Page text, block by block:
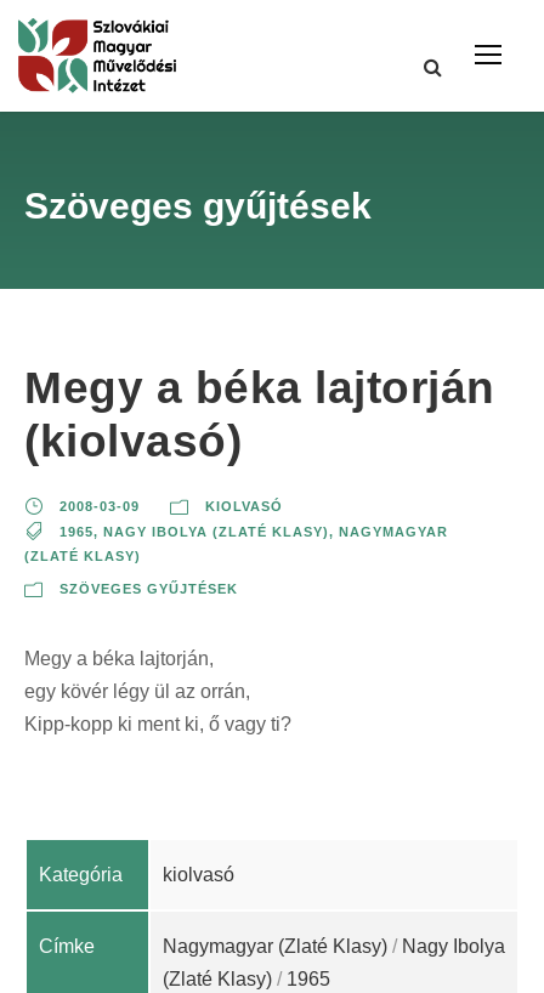
Szöveges gyűjtések
Megy a béka lajtorján
(kiolvasó)
2008-03-09
KIOLVASÓ
1965, NAGY IBOLYA (ZLATÉ KLASY), NAGYMAGYAR
(ZLATÉ KLASY)
SZÖVEGES GYŰJTÉSEK
Megy a béka lajtorján,
egy kövér légy ül az orrán,
Kipp-kopp ki ment ki, ő vagy ti?
Kategória kiolvasó
Címke Nagymagyar (Zlaté Klasy) / Nagy Ibolya
(Zlaté Klasy) / 1965